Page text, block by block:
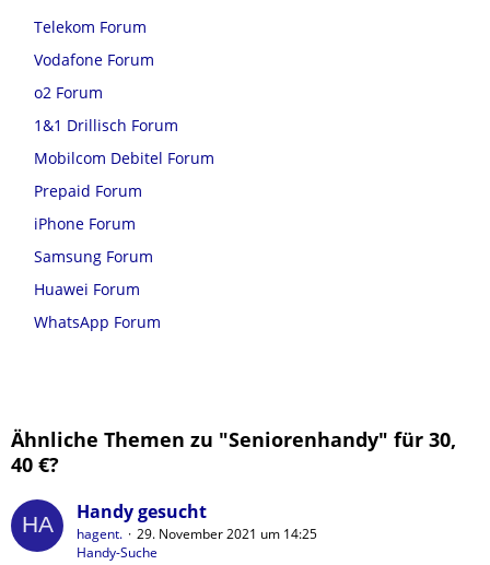
Telekom Forum
Vodafone Forum
o2 Forum
1&1 Drillisch Forum
Mobilcom Debitel Forum
Prepaid Forum
iPhone Forum
Samsung Forum
Huawei Forum
WhatsApp Forum
Ähnliche Themen zu "Seniorenhandy" für 30,
40 €?
Handy gesucht
hagent.
29. November 2021 um 14:25
Handy-Suche